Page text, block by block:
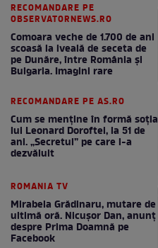
RECOMANDARE PE
OBSERVATORNEWS.RO
Comoara veche de 1.700 de ani
scoasă la iveală de seceta de
pe Dunăre, între România şi
Bulgaria. Imagini rare
RECOMANDARE PE AS.RO
Cum se menţine în formă soţia
lui Leonard Doroftei, la 51 de
ani. „Secretul” pe care l-a
dezvăluit
ROMANIA TV
Mirabela Grădinaru, mutare de
ultimă oră. Nicuşor Dan, anunţ
despre Prima Doamnă pe
Facebook